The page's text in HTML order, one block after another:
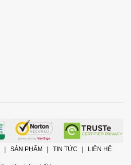
SẢN PHẨM TIN TỨC LIÊN HỆ